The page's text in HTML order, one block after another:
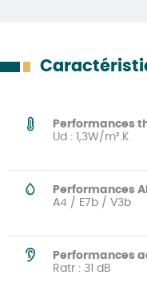
Performances
Ud : 1,3W/m².K
Performances
A4 / E7b / V3b
Performances
Ratr : 31 dB